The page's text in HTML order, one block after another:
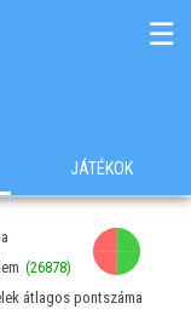
☰
JÁTÉKOK
(26878)
átlagos pontszáma